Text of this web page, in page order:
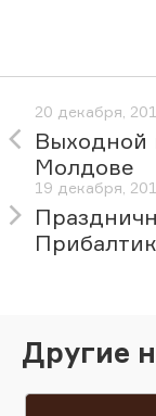
20 декабря,
Выходной
Молдове
19 декабря,
Другие